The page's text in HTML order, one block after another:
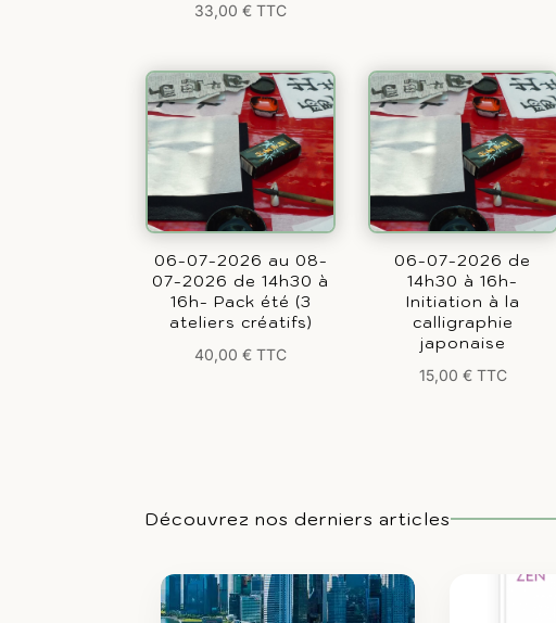
33,00€ TTC
06-07-2026 au 08-
07-2026 de 14h30 à
16h- Pack été (3
ateliers créatifs)
40,00€ TTC
06-07-2026 de
14h30 à 16h-
Initiation à la
calligraphie
japonaise
15,00 € TTC
Découvrez nos derniers articles